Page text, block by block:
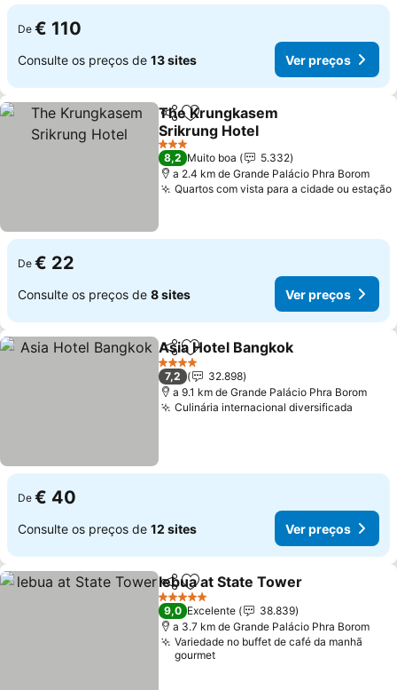
De € 110
Consulte os preços de 13 sites Ver preços
PartilharAdicionar aos favoritos
The Krungkasem
Srikrung Hotel
3 Estrelas
8,2 Muito boa
5.332
a 2.4 km de Grande Palácio Phra Borom
Quartos com vista para a cidade ou estação
De € 22
Consulte os preços de 8 sites Ver preços
PartilharAdicionar aos favoritos
Asia Hotel Bangkok
4 Estrelas
7,2
32.898
a 9.1 km de Grande Palácio Phra Borom
Culinária internacional diversificada
De € 40
Consulte os preços de 12 sites Ver preços
PartilharAdicionar aos favoritos
lebua at State Tower
5 Estrelas
9,0 Excelente
38.839
a 3.7 km de Grande Palácio Phra Borom
Variedade no buffet de café da manhã
gourmet